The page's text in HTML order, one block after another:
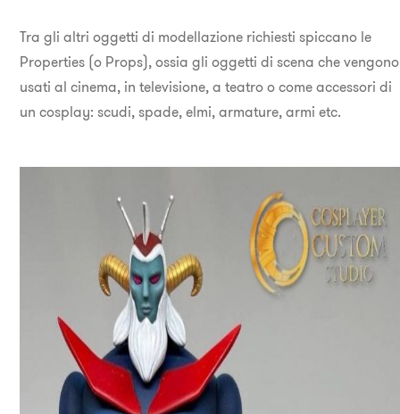
Tra gli altri oggetti di modellazione richiesti spiccano le
Properties (o Props), ossia gli oggetti di scena che vengono
usati al cinema, in televisione, a teatro o come accessori di
un cosplay: scudi, spade, elmi, armature, armi etc.